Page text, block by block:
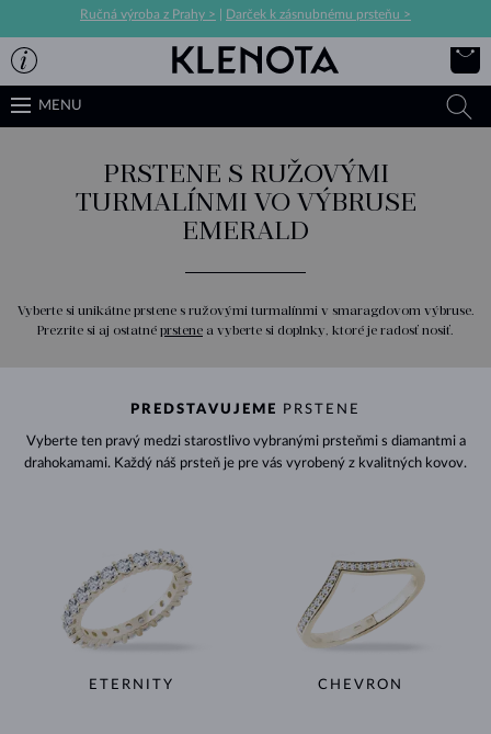
Ručná výroba z Prahy > Darček k zásnubnému prsteňu >
MENU
PRSTENE S RUŽOVÝMI
TURMALÍNMI VO VÝBRUSE
EMERALD
Vyberte si unikátne prstene s ružovými turmalínmi v smaragdovom výbruse.
Prezrite si aj ostatné prstene a vyberte si doplnky, ktoré je radosť nosiť.
PREDSTAVUJEME PRSTENE
Vyberte ten pravý medzi starostlivo vybranými prsteňmi s diamantmi a
drahokamami. Každý náš prsteň je pre vás vyrobený z kvalitných kovov.
ETERNITY CHEVRON